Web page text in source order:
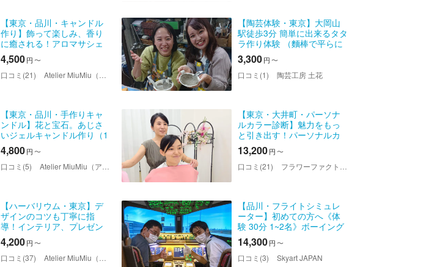
【東京・品川・キャンドル
作り】飾って楽しみ、香り
に癒される！アロマサシェ
プラン（2個）
4,500円 〜
口コミ(21) Atelier MiuMiu（アトリエミュウミュウ）
【陶芸体験・東京】大岡山
駅徒歩3分 簡単に出来るタタ
ラ作り体験 （麵棒で平らに
伸ばした粘土で色々な形が
出来る）１枠１組限定プラ
イベート体験
3,300円 〜
口コミ(1) 陶芸工房 土花
【東京・品川・手作りキャ
ンドル】花と宝石。あじさ
いジェルキャンドル作り（1
個）
4,800円 〜
口コミ(5) Atelier MiuMiu（アトリエミュウミュウ）
【東京・大井町・パーソナ
ルカラー診断】魅力をもっ
と引き出す！パーソナルカ
ラー診断
13,200円 〜
口コミ(21) フラワーファクトリーズ
【ハーバリウム・東京】デ
ザインのコツも丁寧に指
導！インテリア、プレゼン
トとしてもお勧め！仕事終
わりにも嬉しい大井町駅か
ら徒歩５分！
4,200円 〜
口コミ(37) Atelier MiuMiu（アトリエミュウミュウ）
【品川・フライトシミュレ
ーター】初めての方へ《体
験 30分 1~2名》ボーイング
777 パイロット体験
14,300円 〜
口コミ(3) Skyart JAPAN